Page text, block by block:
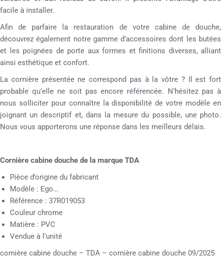
facile à installer.
Afin de parfaire la restauration de votre cabine de douche,
découvrez également notre gamme d’accessoires dont les butées
et les poignées de porte aux formes et finitions diverses, alliant
ainsi esthétique et confort.
La cornière présentée ne correspond pas à la vôtre ? Il est fort
probable qu’elle ne soit pas encore référencée. N’hésitez pas à
nous solliciter pour connaître la disponibilité de votre modèle en
joignant un descriptif et, dans la mesure du possible, une photo.
Nous vous apporterons une réponse dans les meilleurs délais.
Cornière cabine douche de la marque TDA
Pièce d’origine du fabricant
Modèle : Ego…
Référence : 37R019053
Couleur chrome
Matière : PVC
Vendue à l’unité
cornière cabine douche – TDA – cornière cabine douche 09/2025